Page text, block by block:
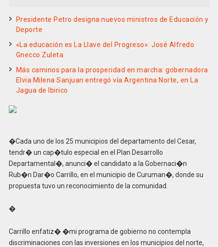
Presidente Petro designa nuevos ministros de Educación y
Deporte
«La educación es La Llave del Progreso»: José Alfredo
Gnecco Zuleta
Más caminos para la prosperidad en marcha: gobernadora
Elvia Milena Sanjuan entregó vía Argentina Norte, en La
Jagua de Ibirico
�Cada uno de los 25 municipios del departamento del Cesar,
tendr� un cap�tulo especial en el Plan Desarrollo
Departamental�, anunci� el candidato a la Gobernaci�n
Rub�n Dar�o Carrillo, en el municipio de Curuman�, donde su
propuesta tuvo un reconocimiento de la comunidad.
�
Carrillo enfatiz� �mi programa de gobierno no contempla
discriminaciones con las inversiones en los municipios del norte,